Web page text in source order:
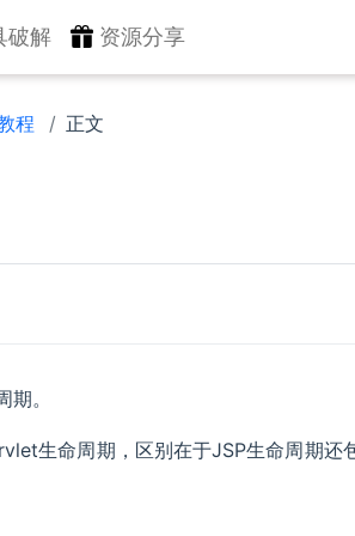
破解 资源分享
程 正文
。
生命周期，区别在于JSP生命周期还